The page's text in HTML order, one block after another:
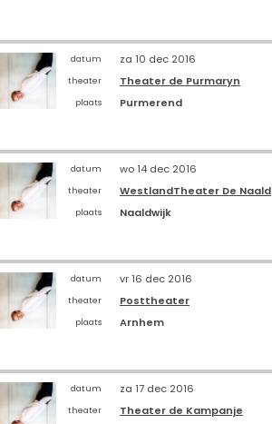
datum za 10 dec 2016
theater Theater de Purmaryn
plaats
Purmerend
datum wo 14 dec 2016
theater WestlandTheater De Naald
plaats
Naaldwijk
datum vr 16 dec 2016
theater Posttheater
plaats
Arnhem
datum za 17 dec 2016
theater Theater de Kampanje